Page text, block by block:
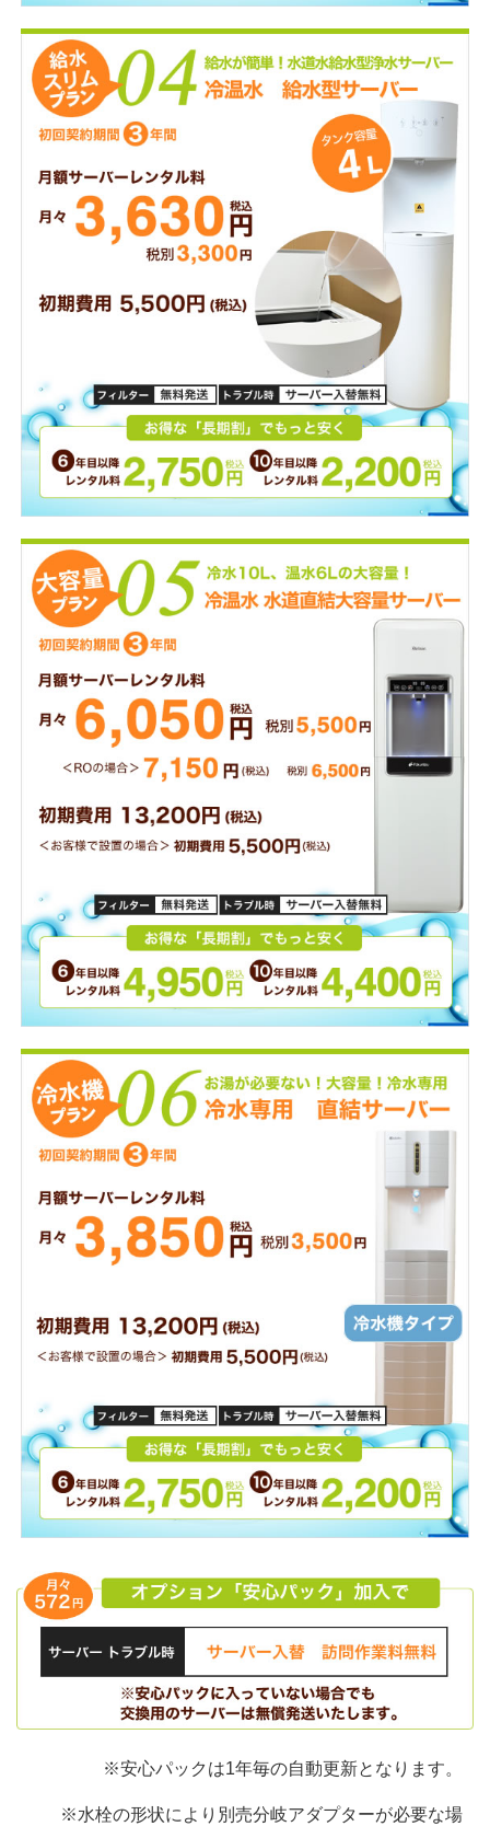
※安心パックは1年毎の自動更新となります。
※水栓の形状により別売分岐アダプターが必要な場